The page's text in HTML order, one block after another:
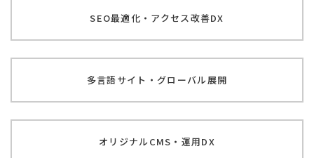
SEO最適化・ アクセス改善DX
多言語サイト・ グローバル展開
オリジナルCMS・ 運用DX